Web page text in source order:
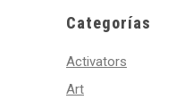
Categorías
Activators
Art